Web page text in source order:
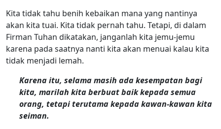
Kita tidak tahu benih kebaikan mana yang nantinya
akan kita tuai. Kita tidak pernah tahu. Tetapi, di dalam
Firman Tuhan dikatakan, janganlah kita jemu-jemu
karena pada saatnya nanti kita akan menuai kalau kita
tidak menjadi lemah.
Karena itu, selama masih ada kesempatan bagi
kita, marilah kita berbuat baik kepada semua
orang, tetapi terutama kepada kawan-kawan kita
seiman.